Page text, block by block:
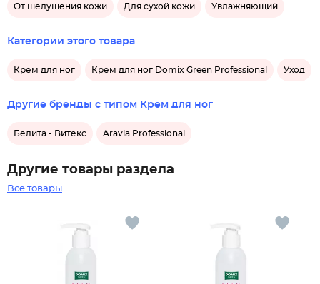
От шелушения кожи Для сухой кожи Увлажняющий
Категории этого товара
Крем для ног Крем для ног Domix Green Professional Уход
Другие бренды с типом Крем для ног
Белита - Витекс Aravia Professional
Другие товары раздела
Все товары